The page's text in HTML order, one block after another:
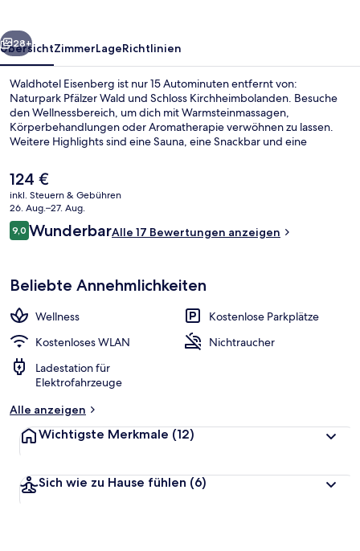
Weiter
28+
ÜbersichtZimmerLageRichtlinien
Waldhotel Eisenberg ist nur 15 Autominuten entfernt von:
Naturpark Pfälzer Wald und Schloss Kirchheimbolanden. Besuche
den Wellnessbereich, um dich mit Warmsteinmassagen,
Körperbehandlungen oder Aromatherapie verwöhnen zu lassen.
Weitere Highlights sind eine Sauna, eine Snackbar und eine
Der
aktuelle
Preis
beträgt
124 €.
124 €
inkl. Steuern & Gebühren
26. Aug.–27. Aug.
Bewertungen
9,09,0 von 10.
WunderbarAlle 17 Bewertungen anzeigen
Beliebte Annehmlichkeiten
Wellness
Kostenlose Parkplätze
Kostenloses WLAN
Nichtraucher
Ladestation für
Elektrofahrzeuge
Alle anzeigen
Wichtigste Merkmale (12)
Sich wie zu Hause fühlen (6)